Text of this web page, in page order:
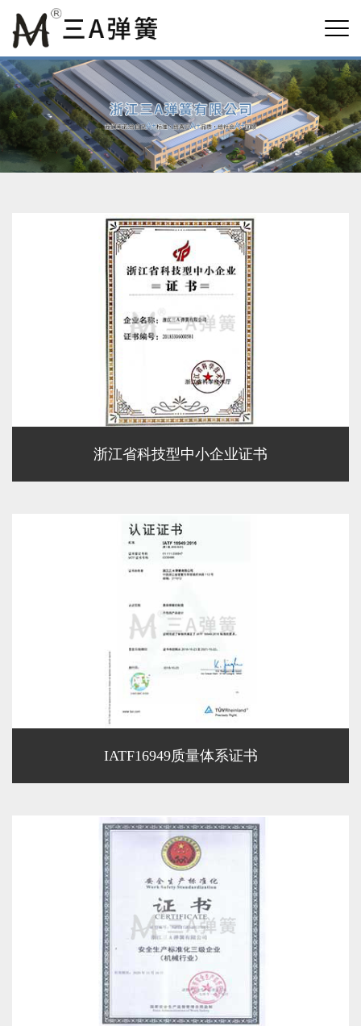
浙江省科技型中小企业证书
IATF16949质量体系证书